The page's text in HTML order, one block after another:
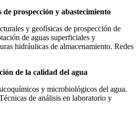
prospección y abastecimiento
y geofísicas de prospección de
de aguas superficiales y
hidráulicas de almacenamiento. Redes
de la calidad del agua
y microbiológicos del agua.
de análisis en laboratorio y